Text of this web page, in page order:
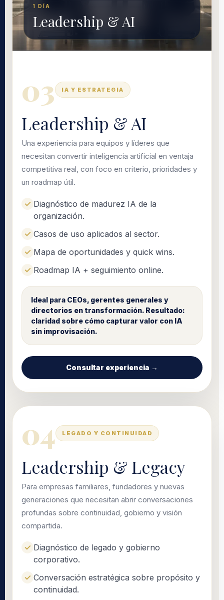
1 DÍA
Leadership & AI
03 IA Y ESTRATEGIA
Leadership & AI
Una experiencia para equipos y líderes que
necesitan convertir inteligencia artificial en ventaja
competitiva real, con foco en criterio, prioridades y
un roadmap útil.
Diagnóstico de madurez IA de la
organización.
Casos de uso aplicados al sector.
Mapa de oportunidades y quick wins.
Roadmap IA + seguimiento online.
Ideal para CEOs, gerentes generales y
directorios en transformación. Resultado:
claridad sobre cómo capturar valor con IA
sin improvisación.
Consultar experiencia →
04 LEGADO Y CONTINUIDAD
Leadership & Legacy
Para empresas familiares, fundadores y nuevas
generaciones que necesitan abrir conversaciones
profundas sobre continuidad, gobierno y visión
compartida.
Diagnóstico de legado y gobierno
corporativo.
Conversación estratégica sobre propósito y
continuidad.